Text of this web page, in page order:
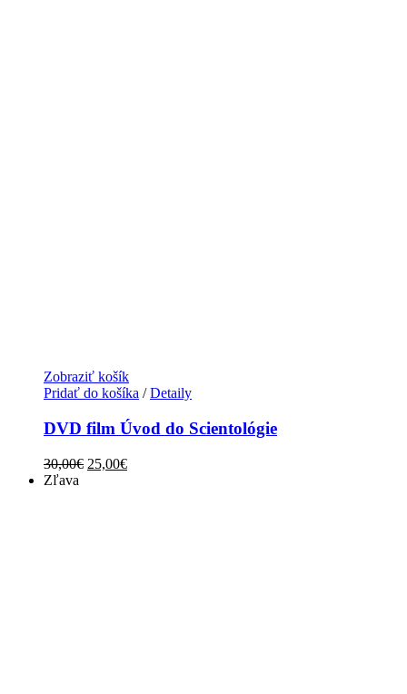
Zobraziť košík
Pridať do košíka / Detaily
DVD film Úvod do Scientológie
30,00€ Original
25,00€Current
Zľava